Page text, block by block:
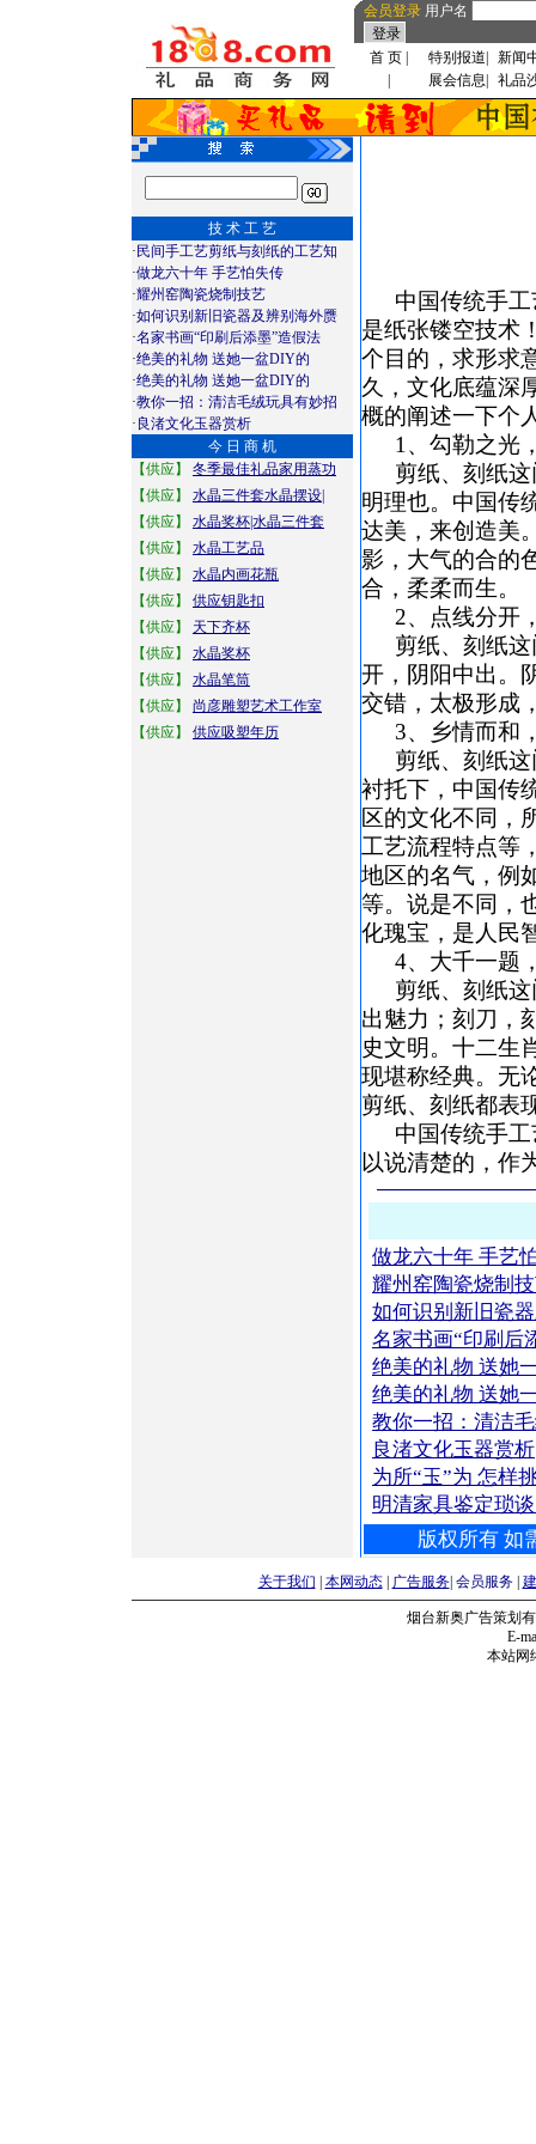
会员登录 用户名
首 页 特别报道
新闻
展会信息 礼品
技 术 工 艺
· 民间手工艺剪纸与刻纸的工艺知
·做龙六十年 手艺怕失传
·耀州窑陶瓷烧制技艺
·如何识别新旧瓷器及辨别海外赝
·名家书画“印刷后添墨”造假法
·绝美的礼物 送她一盆DIY的
·绝美的礼物 送她一盆DIY的
·教你一招：清洁毛绒玩具有妙招
· 良渚文化玉器赏析
今 日 商 机
【供应】
冬季最佳礼品家用蒸功
【供应】
水晶三件套水晶摆设|
【供应】
水晶奖杯|水晶三件套
【供应】
水晶工艺品
【供应】
水晶内画花瓶
【供应】
供应钥匙扣
【供应】
天下齐杯
【供应】
水晶奖杯
【供应】
水晶笔筒
【供应】
尚彦雕塑艺术工作室
【供应】
供应吸塑年历
中国传统手
是纸张镂空技术
个目的，求形求
久，文化底蕴深
概的阐述一下个
1、勾勒之光
剪纸、刻纸
明理也。中国传
达美，来创造美
影，大气的合的
合，柔柔而生。
2、点线分开
剪纸、刻纸
开，阴阳中出。
交错，太极形成
3、乡情而和
剪纸、刻纸
衬托下，中国传
区的文化不同，
工艺流程特点等
地区的名气，例
等。说是不同，
化瑰宝，是人民
4、大千一题
剪纸、刻纸
出魅力；刻刀，
史文明。十二生
现堪称经典。无
剪纸、刻纸都表
中国传统手
以说清楚的，作
做龙六十年 手艺
耀州窑陶瓷烧制
如何识别新旧瓷
名家书画“印刷后
绝美的礼物 送她
绝美的礼物 送
教你一招：清洁
良渚文化玉器赏析
为所“玉”为 怎样
明清家具鉴定琐
版权所有 如
关于我们 本网动态| 广告服务| 会员服务|
烟台新奥广告策划
E-
本站网